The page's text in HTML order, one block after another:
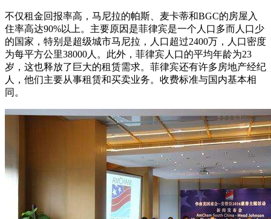
不仅租金回报率高，马尼拉的帕斯、麦卡蒂和BGC的房屋入
住率高达90%以上。主要原因是菲律宾是一个人口多而人口少
的国家，特别是超级城市马尼拉，人口超过2400万，人口密度
为每平方公里38000人。此外，菲律宾人口的平均年龄为23
岁，这也释放了巨大的租赁需求。菲律宾还有许多房地产经纪
人，他们主要从事租赁和买卖业务。收费标准与国内基本相
同。